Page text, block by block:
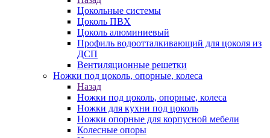
Цокольные системы
Цоколь ПВХ
Цоколь алюминиевый
Профиль водоотталкивающий для цоколя из
ДСП
Вентиляционные решетки
Ножки под цоколь, опорные, колеса
Назад
Ножки под цоколь, опорные, колеса
Ножки для кухни под цоколь
Ножки опорные для корпусной мебели
Колесные опоры